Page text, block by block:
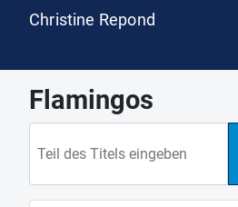
Christine Repond
Flamingos